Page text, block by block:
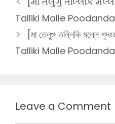
Talliki Malle
[মা তেলুগু তল্লিকি
Talliki Malle
Leave a Comment